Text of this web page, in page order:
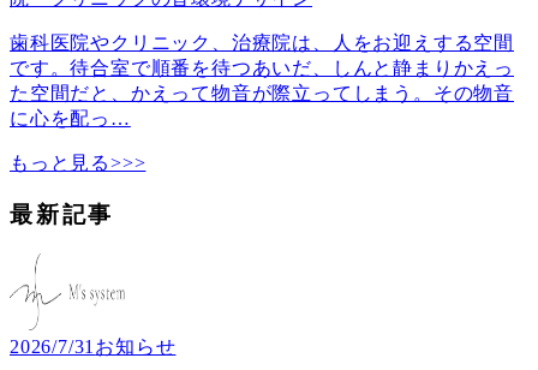
歯科医院やクリニック、治療院は、人をお迎えする空間
です。待合室で順番を待つあいだ、しんと静まりかえっ
た空間だと、かえって物音が際立ってしまう。その物音
に心を配っ …
もっと見る>>>
最新記事
2026/7/31 お知らせ